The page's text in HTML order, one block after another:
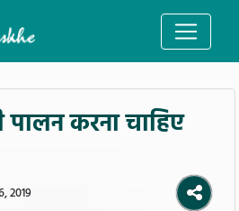
पालन करना चाहिए
2019